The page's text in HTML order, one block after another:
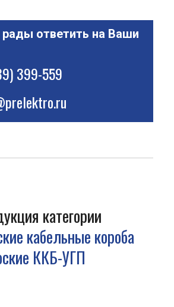
ответить на Ваши
399-559
категории
кабельные короба
ККБ-УГП